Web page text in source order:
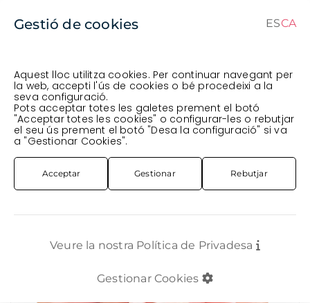
CAES
Comanda en curs (prevista per al) · Transportista
Veure comanda
FLOR TALLADA ROSA SUD-AMÈRICA ROSA IMP. 60CM *BEE SWEET*
Gestió de cookies ESCA
Aquest lloc utilitza cookies. Per continuar navegant per
la web, accepti l'ús de cookies o bé procedeixi a la
seva configuració.
Pots acceptar totes les galetes prement el botó
"Acceptar totes les cookies" o configurar-les o rebutjar
el seu ús prement el botó "Desa la configuració" si va
a "Gestionar Cookies".
Acceptar Gestionar Rebutjar
Veure la nostra Política de Privadesa
Gestionar Cookies